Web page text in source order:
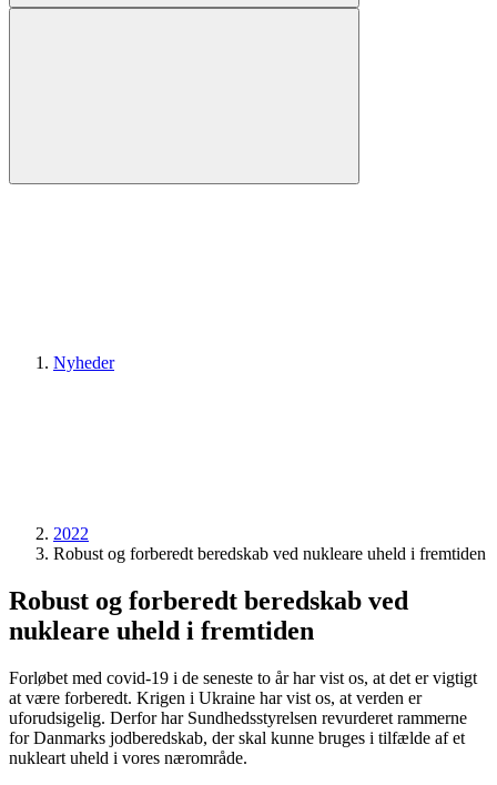
Nyheder
2022
Robust og forberedt beredskab ved nukleare uheld i fremtiden
Robust og forberedt beredskab ved
nukleare uheld i fremtiden
Forløbet med covid-19 i de seneste to år har vist os, at det er vigtigt
at være forberedt. Krigen i Ukraine har vist os, at verden er
uforudsigelig. Derfor har Sundhedsstyrelsen revurderet rammerne
for Danmarks jodberedskab, der skal kunne bruges i tilfælde af et
nukleart uheld i vores nærområde.